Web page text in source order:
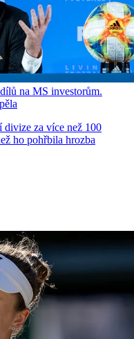
na MS investorům.
divize za více než 100
ho pohřbila hrozba